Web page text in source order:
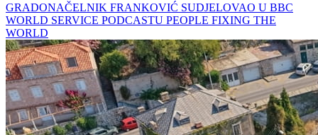
GRADONAČELNIK FRANKOVIĆ SUDJELOVAO U BBC
WORLD SERVICE PODCASTU PEOPLE FIXING THE
WORLD